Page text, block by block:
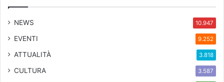
i
i
a
o
C
NEWS 10.947
EVENTI 9.252
ATTUALITÀ 3.818
CULTURA 3.587